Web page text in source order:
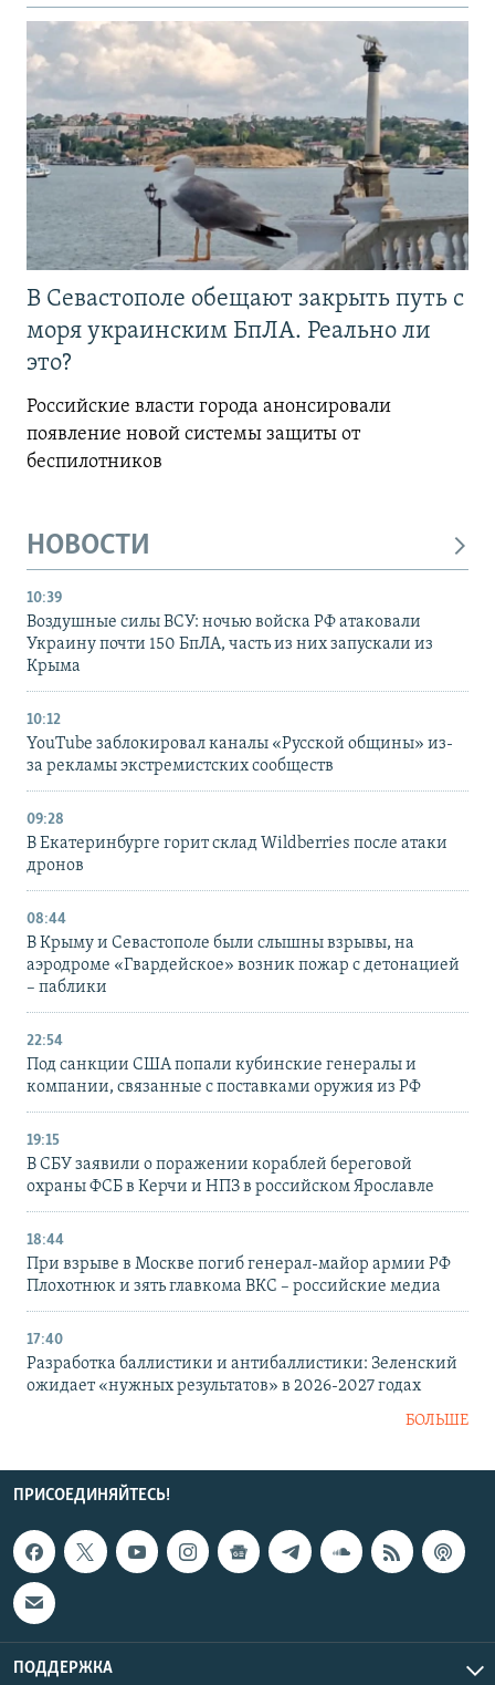
В Севастополе обещают закрыть путь с
моря украинским БпЛА. Реально ли
это?
Российские власти города анонсировали
появление новой системы защиты от
беспилотников
НОВОСТИ
10:39
Воздушные силы ВСУ: ночью войска РФ атаковали
Украину почти 150 БпЛА, часть из них запускали из
Крыма
10:12
YouTube заблокировал каналы «Русской общины» из-
за рекламы экстремистских сообществ
09:28
В Екатеринбурге горит склад Wildberries после атаки
дронов
08:44
В Крыму и Севастополе были слышны взрывы, на
аэродроме «Гвардейское» возник пожар с детонацией
– паблики
22:54
Под санкции США попали кубинские генералы и
компании, связанные с поставками оружия из РФ
19:15
В СБУ заявили о поражении кораблей береговой
охраны ФСБ в Керчи и НПЗ в российском Ярославле
18:44
При взрыве в Москве погиб генерал-майор армии РФ
Плохотнюк и зять главкома ВКС – российские медиа
17:40
Разработка баллистики и антибаллистики: Зеленский
ожидает «нужных результатов» в 2026-2027 годах
БОЛЬШЕ
ПРИСОЕДИНЯЙТЕСЬ!
ПОДДЕРЖКА